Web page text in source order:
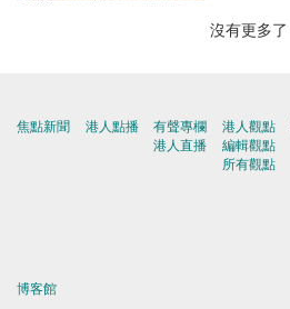
沒有更多了
焦點新聞 港人點播
有聲專欄
港人直播
港人觀點
編輯觀點
所有觀點
博客館